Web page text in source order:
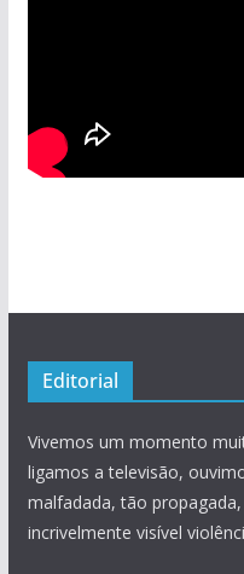
Editorial
Vivemos um momento
ligamos a televisão,
malfadada, tão
incrivelmente visível